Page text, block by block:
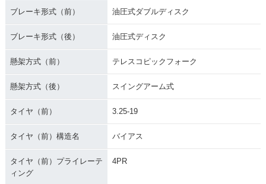
ブレーキ形式（前） 油圧式ダブルディスク
ブレーキ形式（後） 油圧式ディスク
懸架方式（前） テレスコピックフォーク
懸架方式（後） スイングアーム式
タイヤ（前） 3.25-19
タイヤ（前）構造名 バイアス
タイヤ（前）プライレーテ
ィング
4PR